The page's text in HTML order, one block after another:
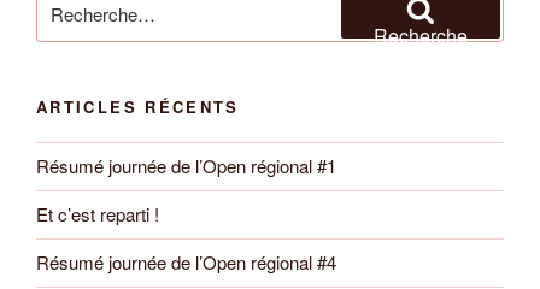
pour
Recherche
ARTICLES RÉCENTS
Résumé journée de l’Open régional #1
Et c’est reparti !
Résumé journée de l’Open régional #4